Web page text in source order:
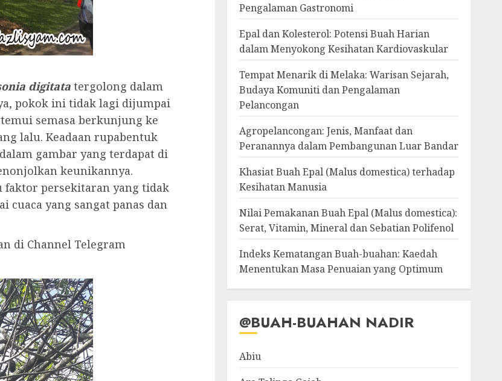
digitata tergolong dalam
pokok ini tidak lagi dijumpai
semasa berkunjung ke
lalu. Keadaan rupabentuk
gambar yang terdapat di
keunikannya.
persekitaran yang tidak
cuaca yang sangat panas dan
di Channel Telegram
Pengalaman Gastronomi
Epal dan Kolesterol: Potensi Buah Harian
dalam Menyokong Kesihatan Kardiovaskular
Tempat Menarik di Melaka: Warisan Sejarah,
Budaya Komuniti dan Pengalaman
Pelancongan
Agropelancongan: Jenis, Manfaat dan
Peranannya dalam Pembangunan Luar Bandar
Khasiat Buah Epal (Malus domestica) terhadap
Kesihatan Manusia
Nilai Pemakanan Buah Epal (Malus domestica):
Serat, Vitamin, Mineral dan Sebatian Polifenol
Indeks Kematangan Buah-buahan: Kaedah
Menentukan Masa Penuaian yang Optimum
@BUAH-BUAHAN NADIR
Abiu